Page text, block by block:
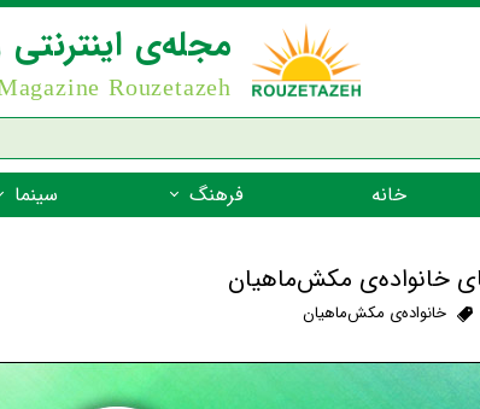
مجله‌ی اینترنتی
Rouzetazeh
خانه فرهنگ سینما
خانواده‌ی مکش‌ماهیان
خانواده‌ی مکش‌ماهیان